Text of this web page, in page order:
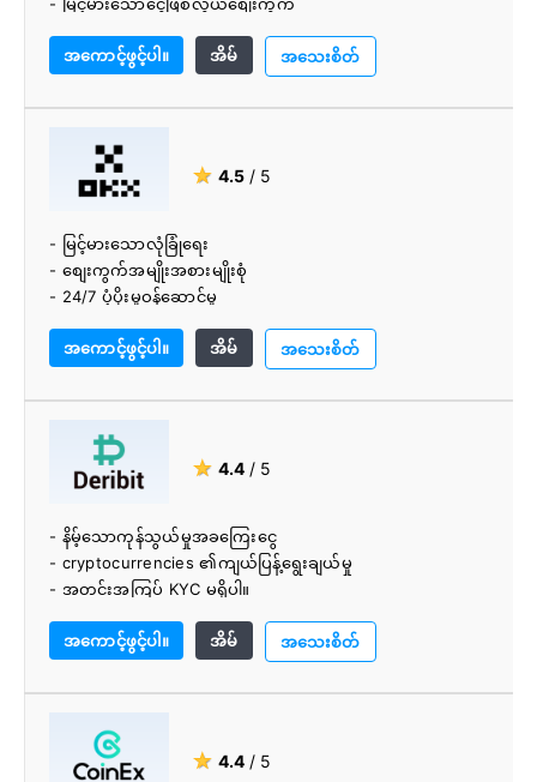
အကောင့်ဖွင့်ပါ။ အိမ် အသေးစိတ်
★ 4.5 / 5
- မြင့်မားသောလုံခြုံရေး
- စျေးကွက်အမျိုးအစားမျိုးစုံ
- 24/7 ပံ့ပိုးမှုဝန်ဆောင်မှု
- Fiat မှ cryptocurrency ပံ့ပိုးမှု
- အဆင့်မြင့်ကုန်သွယ်ပလပ်ဖောင်း
- အရောင်းမြှင့်တင်ပါ။
- အခကြေးငွေ နည်းပါးခြင်း။
အကောင့်ဖွင့်ပါ။ အိမ် အသေးစိတ်
★ 4.4 / 5
- နိမ့်သောကုန်သွယ်မှုအခကြေးငွေ
- cryptocurrencies ၏ကျယ်ပြန့်ရွေးချယ်မှု
- အတင်းအကြပ် KYC မရှိပါ။
- ပညာရှင်အဖွဲ့
အကောင့်ဖွင့်ပါ။ အိမ် အသေးစိတ်
★ 4.4 / 5